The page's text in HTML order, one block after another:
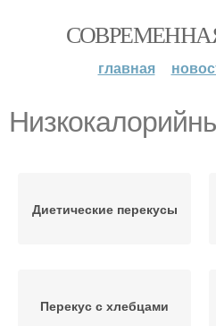
главная
Диетические перекусы
Перекус с хлебцами